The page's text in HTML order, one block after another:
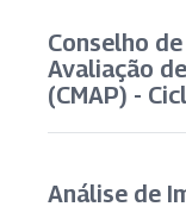
Conselho
Avaliação
(CMAP) -
Análise de